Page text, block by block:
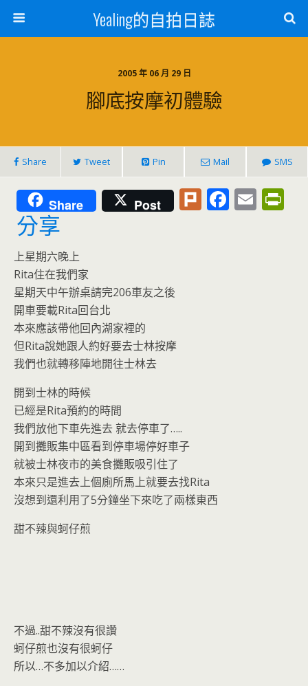
Yealing的自拍日誌
2005 年 06 月 29 日
腳底按摩初體驗
Share Tweet Pin Mail SMS
Share Post Pl F E
分享
上星期六晚上
Rita住在我們家
星期天中午辦桌請完206車友之後
開車要載Rita回台北
本來應該帶他回內湖家裡的
但Rita說她跟人約好要去士林按摩
我們也就轉移陣地開往士林去
開到士林的時候
已經是Rita預約的時間
我們放他下車先進去 就去停車了…..
開到攤販集中區看到停車場停好車子
就被士林夜市的美食攤販吸引住了
本來只是進去上個廁所馬上就要去找Rita
沒想到還利用了5分鐘坐下來吃了兩樣東西
甜不辣與蚵仔煎
不過..甜不辣沒有很讚
蚵仔煎也沒有很蚵仔
所以…不多加以介紹……